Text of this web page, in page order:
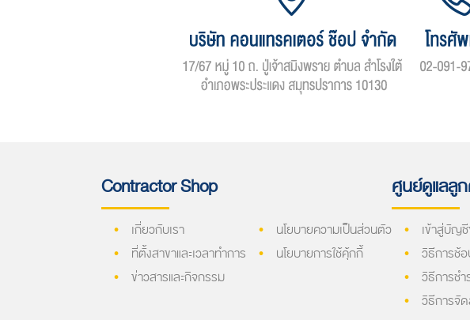
Contractor Shop
เกี่ยวกับเรา
ที่ตั้งสาขาและเวลาทำการ
ข่าวสารและกิจกรรม
นโยบายความเป็นส่วนตัว
นโยบายการใช้คุ้กกี้
ศูนย์ดูแลลู
เข้าสู่บัญ
วิธีการช้
วิธีการชำ
วิธีการจั